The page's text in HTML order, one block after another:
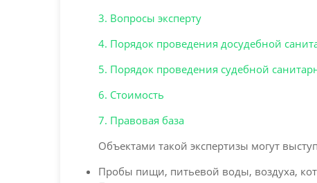
3. Вопросы эксперту
4. Порядок проведения досудебной
5. Порядок проведения судебной
6. Стоимость
7. Правовая база
Объектами такой экспертизы могут
Пробы пищи, питьевой воды, воздуха,